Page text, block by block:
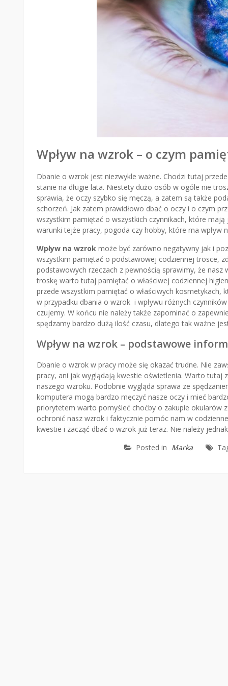
Wpływ na wzrok – o czym
Dbanie o wzrok jest niezwykle ważne. Chodzi tutaj
stanie na długie lata. Niestety dużo osób w ogóle nie
sprawia, że oczy szybko się męczą, a zatem są także
schorzeń. Jak zatem prawidłowo dbać o oczy i o czym
wszystkim pamiętać o wszystkich czynnikach, które
warunki tejże pracy, pogoda czy hobby, które ma wpływ
Wpływ na wzrok może być zarówno negatywny jak i
wszystkim pamiętać o podstawowej codziennej trosce,
podstawowych rzeczach z pewnością sprawimy, że nasz
troskę warto tutaj pamiętać o właściwej codziennej
przede wszystkim pamiętać o właściwych kosmetykach,
w przypadku dbania o wzrok i wpływu różnych
czujemy. W końcu nie należy także zapominać o
spędzamy bardzo dużą ilość czasu, dlatego tak ważne
Wpływ na wzrok – podstawowe
Dbanie o wzrok w pracy może się okazać trudne. Nie
pracy, ani jak wyglądają kwestie oświetlenia. Warto tutaj
naszego wzroku. Podobnie wygląda sprawa ze
komputera mogą bardzo męczyć nasze oczy i mieć
priorytetem warto pomyśleć choćby o zakupie okularów
ochronić nasz wzrok i faktycznie pomóc nam w
kwestie i zacząć dbać o wzrok już teraz. Nie należy
Posted in Marka